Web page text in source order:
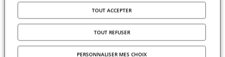
était partenaire de
ladeuxième édition du
Festival des Idées
Parisconsacrée cette
année à l'Amour
TOUT ACCEPTER
TOUT REFUSER
PERSONNALISER MES CHOIX